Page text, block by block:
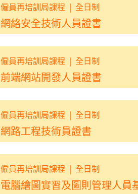
僱員再培訓局課程 | 全日制
網絡安全技術人員證書
僱員再培訓局課程 | 全日制
前端網站開發人員證書
僱員再培訓局課程 | 全日制
網路工程技術員證書
僱員再培訓局課程 | 全日制
電腦繪圖實習及圖則管理人員